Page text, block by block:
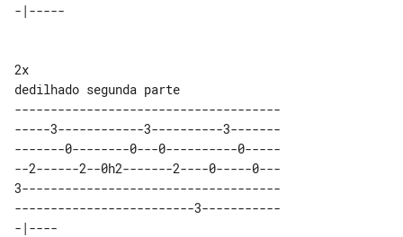
2x
-------------------------------------
-----3------------3----------3-------
-------0--------0---0----------0-----
--2------2--0h2-------2----0-----0---
3------------------------------------
-------------------------3-----------
-|----